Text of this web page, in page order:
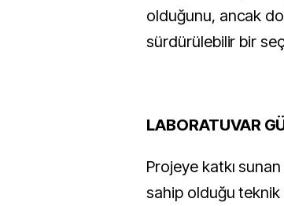
olduğunu, ancak
sürdürülebilir bir
LABORATUVAR
Projeye katkı
sahip olduğu teknik